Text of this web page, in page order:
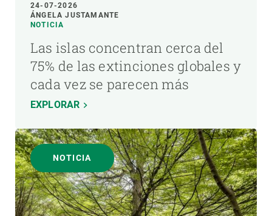
24-07-2026
ÁNGELA JUSTAMANTE
NOTICIA
Las islas concentran cerca del
75% de las extinciones globales y
cada vez se parecen más
EXPLORAR
NOTICIA